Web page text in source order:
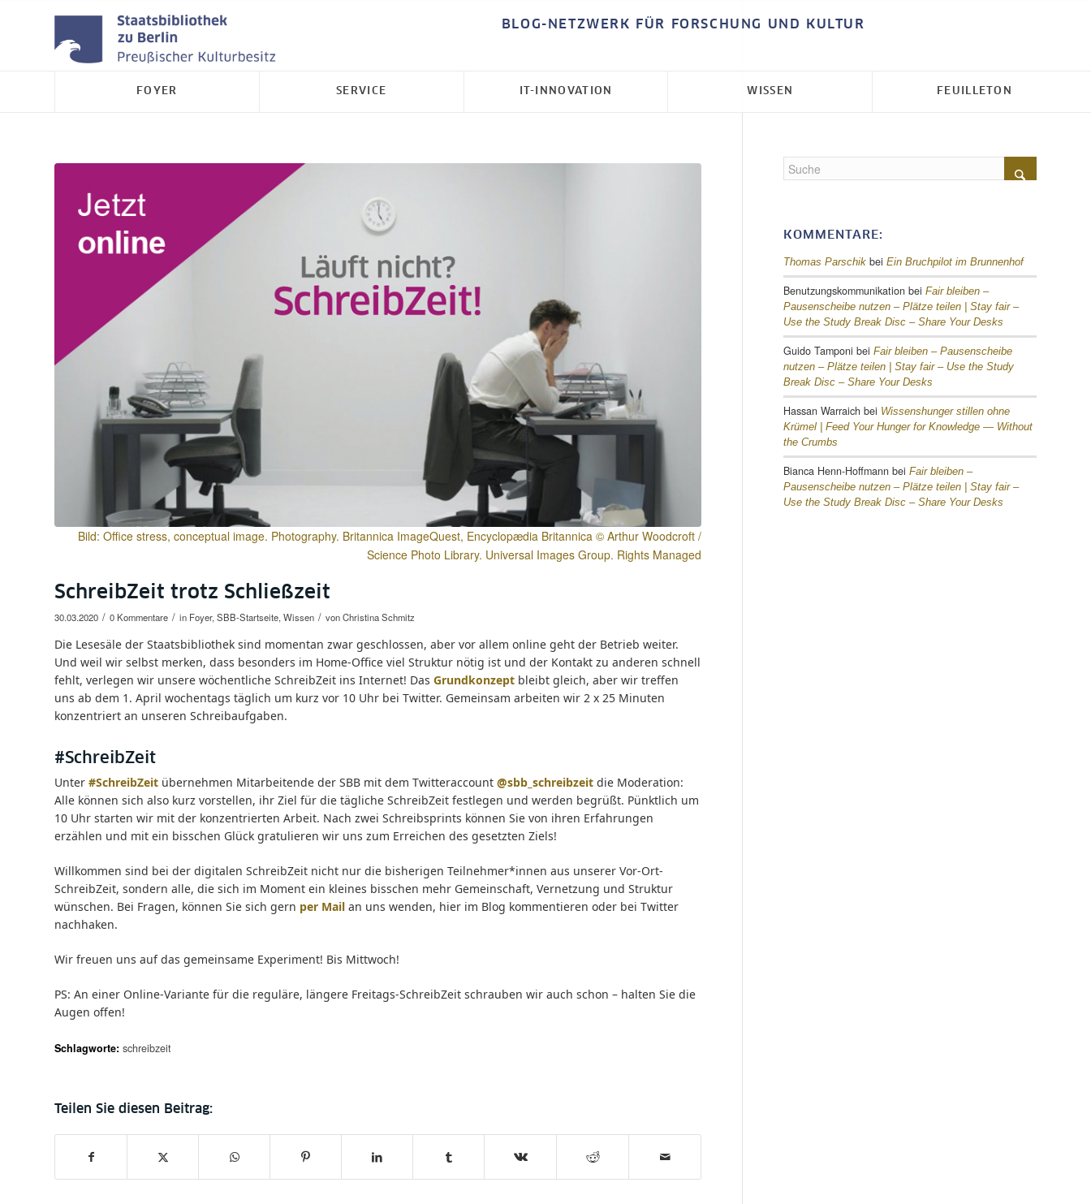
BLOG-NETZWERK FÜR FORSCHUNG UND KULTUR
FOYER SERVICE IT-INNOVATION WISSEN FEUILLETON
Bild: Office stress, conceptual image. Photography. Britannica ImageQuest, Encyclopædia Britannica © Arthur Woodcroft /
Science Photo Library. Universal Images Group. Rights Managed
SchreibZeit trotz Schließzeit
30.03.2020 / 0 Kommentare / in Foyer, SBB-Startseite, Wissen / vonChristina Schmitz
Die Lesesäle der Staatsbibliothek sind momentan zwar geschlossen, aber vor allem online geht der Betrieb weiter.
Und weil wir selbst merken, dass besonders im Home-Office viel Struktur nötig ist und der Kontakt zu anderen schnell
fehlt, verlegen wir unsere wöchentliche SchreibZeit ins Internet! Das Grundkonzept bleibt gleich, aber wir treffen
uns ab dem 1. April wochentags täglich um kurz vor 10 Uhr bei Twitter. Gemeinsam arbeiten wir 2 x 25 Minuten
konzentriert an unseren Schreibaufgaben.
#SchreibZeit
Unter #SchreibZeit übernehmen Mitarbeitende der SBB mit dem Twitteraccount @sbb_schreibzeit die Moderation:
Alle können sich also kurz vorstellen, ihr Ziel für die tägliche SchreibZeit festlegen und werden begrüßt. Pünktlich um
10 Uhr starten wir mit der konzentrierten Arbeit. Nach zwei Schreibsprints können Sie von ihren Erfahrungen
erzählen und mit ein bisschen Glück gratulieren wir uns zum Erreichen des gesetzten Ziels!
Willkommen sind bei der digitalen SchreibZeit nicht nur die bisherigen Teilnehmer*innen aus unserer Vor-Ort-
SchreibZeit, sondern alle, die sich im Moment ein kleines bisschen mehr Gemeinschaft, Vernetzung und Struktur
wünschen. Bei Fragen, können Sie sich gern per Mail an uns wenden, hier im Blog kommentieren oder bei Twitter
nachhaken.
Wir freuen uns auf das gemeinsame Experiment! Bis Mittwoch!
PS: An einer Online-Variante für die reguläre, längere Freitags-SchreibZeit schrauben wir auch schon – halten Sie die
Augen offen!
Schlagworte: schreibzeit
KOMMENTARE:
Thomas Parschik bei Ein Bruchpilot im Brunnenhof
Benutzungskommunikation bei Fair bleiben –
Pausenscheibe nutzen – Plätze teilen | Stay fair –
Use the Study Break Disc – Share Your Desks
Guido Tamponi bei Fair bleiben – Pausenscheibe
nutzen – Plätze teilen | Stay fair – Use the Study
Break Disc – Share Your Desks
Hassan Warraich bei Wissenshunger stillen ohne
Krümel | Feed Your Hunger for Knowledge — Without
the Crumbs
Bianca Henn-Hoffmann bei Fair bleiben –
Pausenscheibe nutzen – Plätze teilen | Stay fair –
Use the Study Break Disc – Share Your Desks